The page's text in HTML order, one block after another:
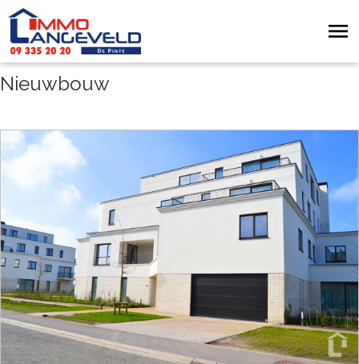
Nieuwbouw